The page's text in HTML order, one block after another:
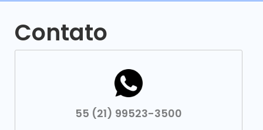
Contato
55 (21) 99523-3500